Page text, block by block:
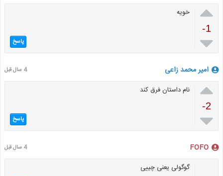

-1

خویه
پاسخ
امیر محمد زاعی 4 سال قبل

-2

نام داستان فرق کند
پاسخ
FOFO 4 سال قبل
گوگولی یعنی چییی